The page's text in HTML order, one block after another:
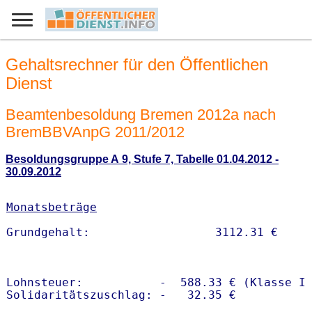
Gehaltsrechner für den Öffentlichen
Dienst
Beamtenbesoldung Bremen 2012a nach
BremBBVAnpG 2011/2012
Besoldungsgruppe A 9, Stufe 7, Tabelle 01.04.2012 -
30.09.2012
Monatsbeträge
Lohnsteuer:           -  588.33 € (Klasse I)
Solidaritätszuschlag: -   32.35 €